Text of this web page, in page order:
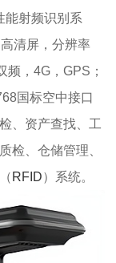
能射频识别系
清屏，分辨率
频，4G，GPS；
国标空中接口
检、资产查找、工
检、仓储管理、
RFID）系统。